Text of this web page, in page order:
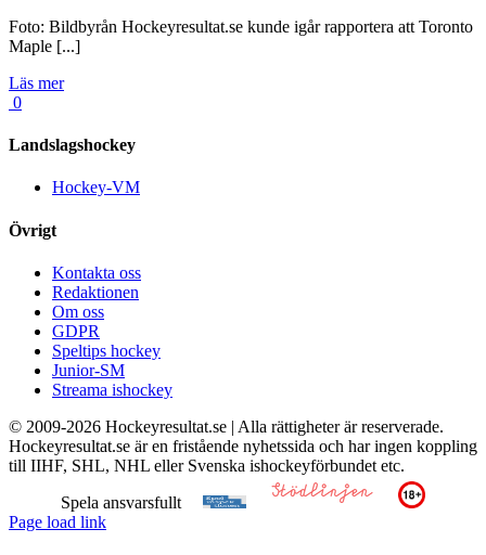
Foto: Bildbyrån Hockeyresultat.se kunde igår rapportera att Toronto
Maple [...]
Läs mer
0
Landslagshockey
Hockey-VM
Övrigt
Kontakta oss
Redaktionen
Om oss
GDPR
Speltips hockey
Junior-SM
Streama ishockey
© 2009-2026 Hockeyresultat.se | Alla rättigheter är reserverade.
Hockeyresultat.se är en fristående nyhetssida och har ingen koppling
till IIHF, SHL, NHL eller Svenska ishockeyförbundet etc.
Spela ansvarsfullt
Page load link